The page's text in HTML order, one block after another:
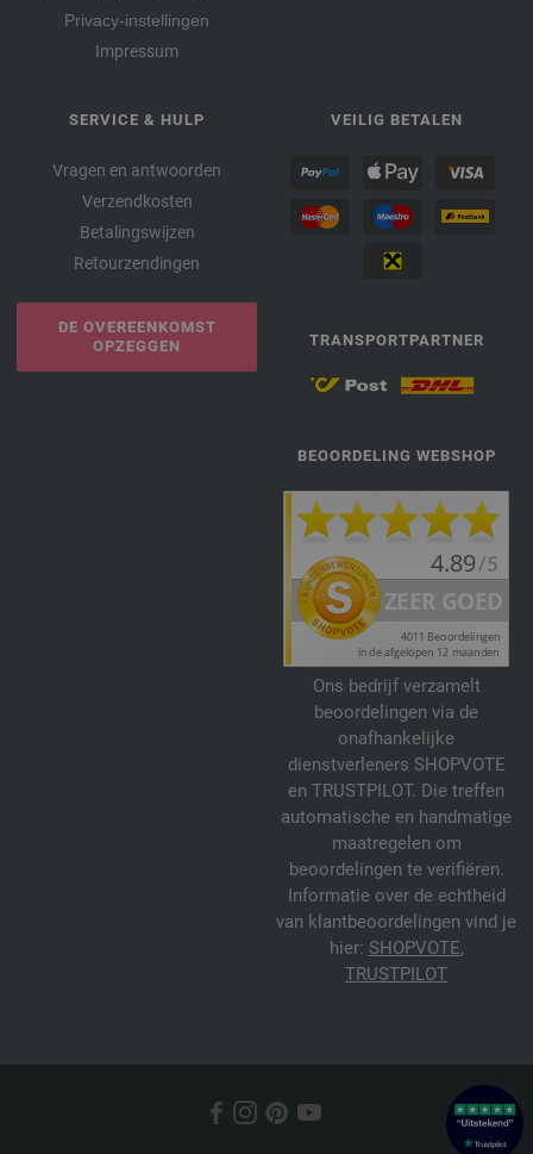
Privacy-instellingen
Impressum
SERVICE & HULP
Vragen en antwoorden
Verzendkosten
Betalingswijzen
Retourzendingen
DE OVEREENKOMST
OPZEGGEN
VEILIG BETALEN
TRANSPORTPARTNER
BEOORDELING WEBSHOP
Ons bedrijf verzamelt
beoordelingen via de
onafhankelijke
dienstverleners SHOPVOTE
en TRUSTPILOT. Die treffen
automatische en handmatige
maatregelen om
beoordelingen te verifiëren.
Informatie over de echtheid
van klantbeoordelingen vind je
hier: SHOPVOTE,
TRUSTPILOT